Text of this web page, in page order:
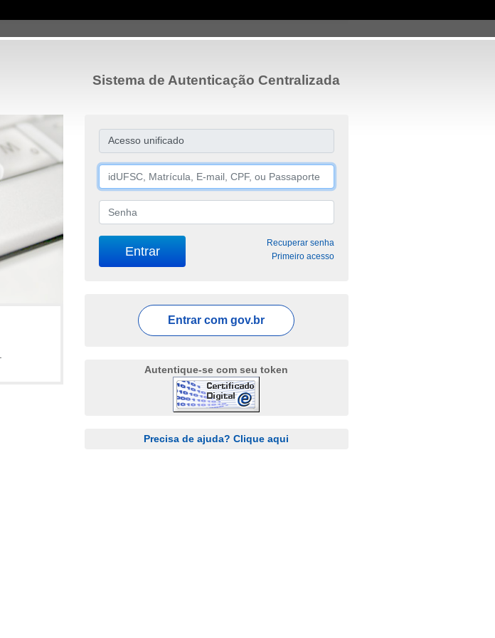
Sistema de Autenticação Centralizada
Acesso unificado
Recuperar senha
Primeiro acesso
Entrar com gov.br
Autentique-se com seu token
Precisa de ajuda? Clique aqui